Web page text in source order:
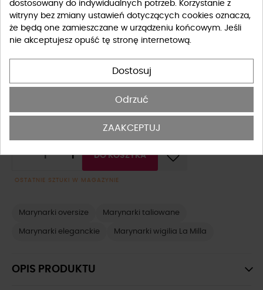
- + DO KOSZYKA
OSTATNIE SZTUKI W MAGAZYNIE
Marynarki oversize Marynarki taliowane
Marynarki eleganckie Marynarki wigilia La Milla
OPIS PRODUKTU
dostosowany do indywidualnych potrzeb. Korzystanie z
witryny bez zmiany ustawień dotyczących cookies oznacza,
że będą one zamieszczane w urządzeniu końcowym. Jeśli
nie akceptujesz opuść tę stronę internetową.
Dostosuj
Odrzuć
ZAAKCEPTUJ